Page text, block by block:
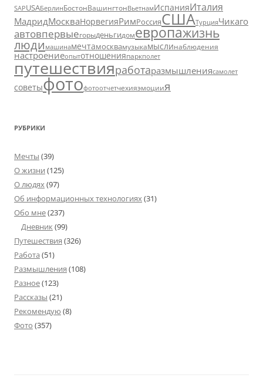
SAPUSAБерлинБостонВашингтонВьетнамИспанияИталия
МадридМоскваНорвегияРимРоссияСШАТурцияЧикаго
автовпервыегорыденьгидомевропажизнь
люди машинамечтамосквамузыкамыслинаблюдения
настроениеопытотношенияпаркполет
путешествияработаразмышлениясамолет
советыфотофотоотчетчехияэмоциия
РУБРИКИ
Мечты (39)
О жизни (125)
О людях(97)
Об информационных технологиях(31)
Обо мне(237)
Дневник(99)
Путешествия (326)
Работа (51)
Размышления (108)
Разное(123)
Рассказы (21)
Рекомендую (8)
Фото (357)